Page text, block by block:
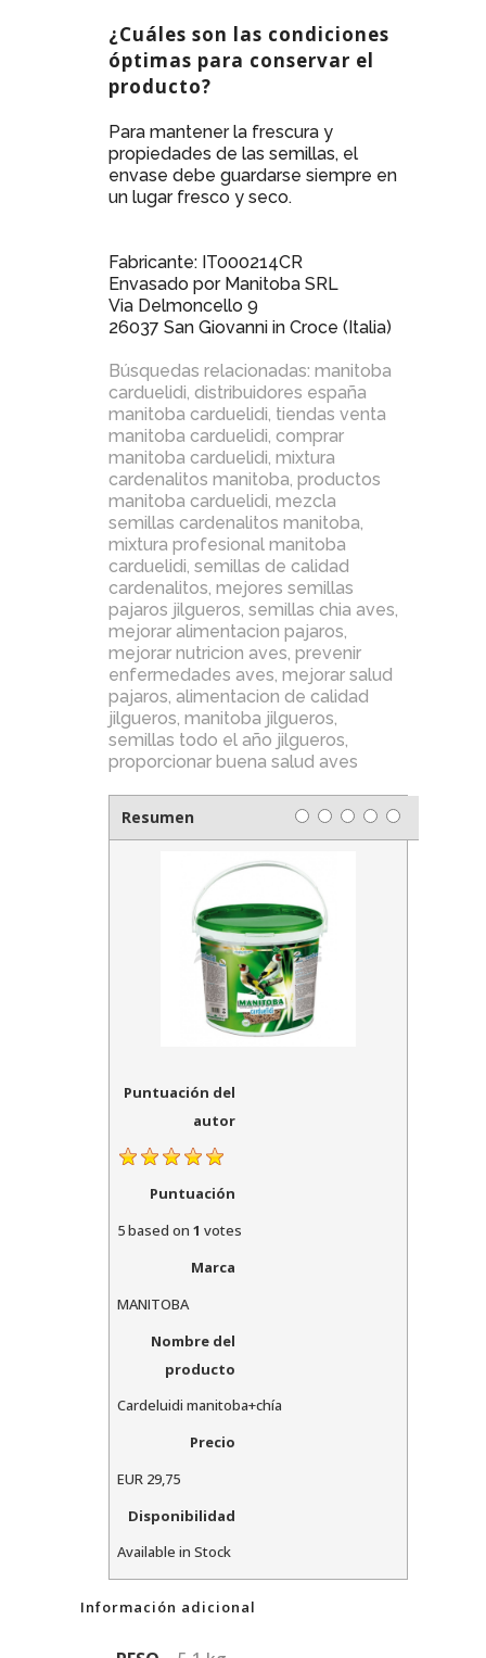
¿Cuáles son las condiciones
óptimas para conservar el
producto?
Para mantener la frescura y
propiedades de las semillas, el
envase debe guardarse siempre en
un lugar fresco y seco.
Fabricante: IT000214CR
Envasado por Manitoba SRL
Via Delmoncello 9
26037 San Giovanni in Croce (Italia)
Búsquedas relacionadas: manitoba
carduelidi, distribuidores españa
manitoba carduelidi, tiendas venta
manitoba carduelidi, comprar
manitoba carduelidi, mixtura
cardenalitos manitoba, productos
manitoba carduelidi, mezcla
semillas cardenalitos manitoba,
mixtura profesional manitoba
carduelidi, semillas de calidad
cardenalitos, mejores semillas
pajaros jilgueros, semillas chia aves,
mejorar alimentacion pajaros,
mejorar nutricion aves, prevenir
enfermedades aves, mejorar salud
pajaros, alimentacion de calidad
jilgueros, manitoba jilgueros,
semillas todo el año jilgueros,
proporcionar buena salud aves
Resumen
Puntuación del
autor
Puntuación
5based on 1 votes
Marca
MANITOBA
Nombre del
producto
Cardeluidi manitoba+chía
Precio
EUR29,75
Disponibilidad
Available in Stock
Información adicional